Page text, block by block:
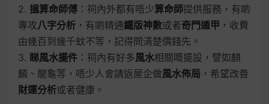
2. 搵算命師傅 ：祠內外都有唔少算命師提供服務，有啲
專攻八字分析 ，有啲精通鐵版神數或者奇門遁甲 ，收費
由幾百到幾千蚊不等，記得問清楚價錢先。
3. 睇風水擺件 ：祠內有好多風水相關嘅擺設，譬如麒
麟、龍龜等，唔少人會請返屋企做風水佈局 ，希望改善
財運分析或者健康。